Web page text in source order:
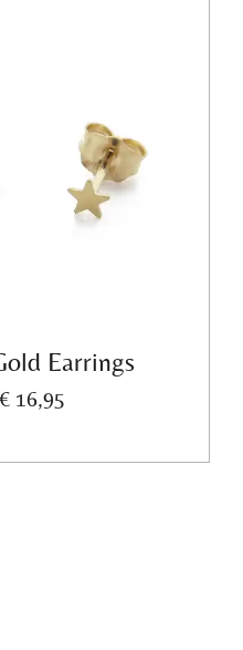
Earrings
€ 16,95